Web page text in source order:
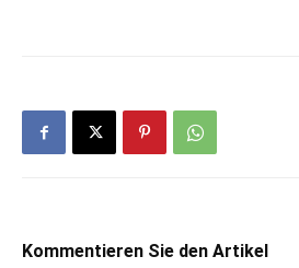
Kommentieren Sie den Artikel